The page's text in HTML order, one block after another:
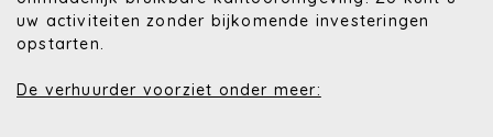
uw activiteiten zonder bijkomende investeringen
opstarten.
De verhuurder voorziet onder meer: